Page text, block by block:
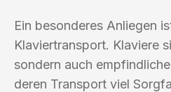
Ein besonderes Anliegen
Klaviertransport. Klaviere
sondern auch
deren Transport viel